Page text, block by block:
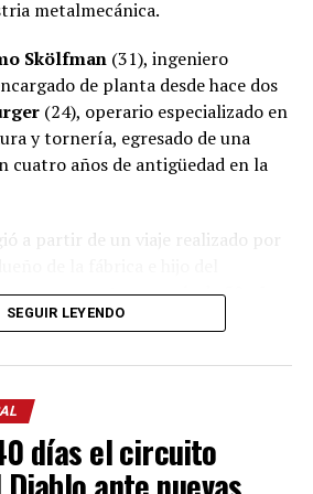
metalmecánica.
Skölfman(31), ingeniero
de planta desde hace dos
(24), operario especializado en
y tornería, egresado de una
cuatro años de antigüedad en la
a partir de un viaje realizado por
que cuenta con más de 50 años
.
nacida en la
pasado viajó a Alemania para
SEGUIR LEYENDO
días el circuito